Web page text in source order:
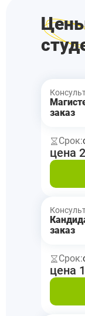
заказ
Срок:
цена
заказ
Срок:
цена